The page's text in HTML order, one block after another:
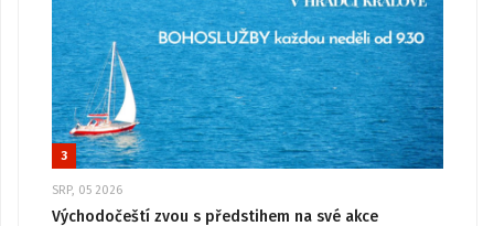
3
SRP, 05 2026
Východočeští zvou s předstihem na své akce